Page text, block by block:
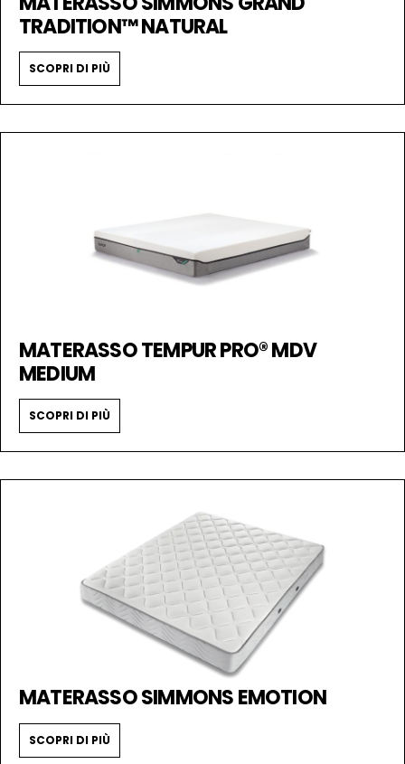
TRADITION™ NATURAL
SCOPRI DI PIÙ
MATERASSO TEMPUR PRO® MDV
MEDIUM
SCOPRI DI PIÙ
MATERASSO SIMMONS EMOTION
SCOPRI DI PIÙ